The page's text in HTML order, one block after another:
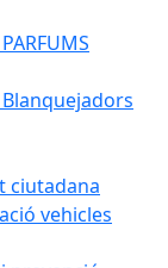
ciutadana
vehicles